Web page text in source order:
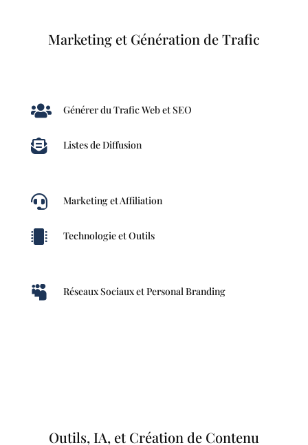
Marketing et Génération de Trafic
 Générer du Trafic Web et SEO
 Listes de Diffusion
 Marketing et Affiliation
 Technologie et Outils
 Réseaux Sociaux et Personal Branding
Outils, IA, et Création de Contenu